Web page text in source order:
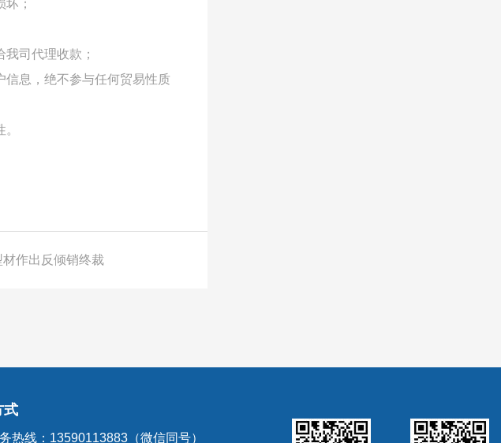
；
司代理收款；
息，绝不参与任何贸易性质
作出反倾销终裁
式
热线：13590113883（微信同号）